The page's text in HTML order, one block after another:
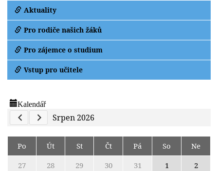
Aktuality
Pro rodiče našich žáků
Pro zájemce o studium
Vstup pro učitele
Kalendář
Previous Calendar
Next Calendar
Srpen 2026
Po Út St Čt Pá So
Ne
27
28 29 30 31 1
2